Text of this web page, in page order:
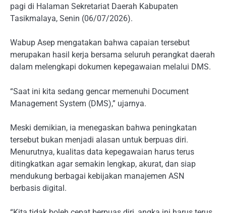
pagi di Halaman Sekretariat Daerah Kabupaten
Tasikmalaya, Senin (06/07/2026).
Wabup Asep mengatakan bahwa capaian tersebut
merupakan hasil kerja bersama seluruh perangkat daerah
dalam melengkapi dokumen kepegawaian melalui DMS.
“Saat ini kita sedang gencar memenuhi Document
Management System (DMS),” ujarnya.
Meski demikian, ia menegaskan bahwa peningkatan
tersebut bukan menjadi alasan untuk berpuas diri.
Menurutnya, kualitas data kepegawaian harus terus
ditingkatkan agar semakin lengkap, akurat, dan siap
mendukung berbagai kebijakan manajemen ASN
berbasis digital.